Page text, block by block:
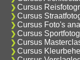
Cursus
Cursus
Cursus Foto's
Cursus
Cursus
Cursus